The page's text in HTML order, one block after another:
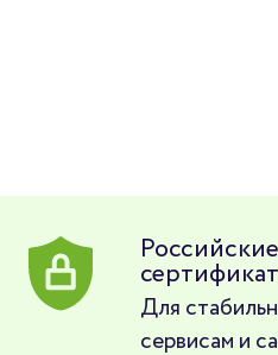
Российские
Для
сервисам и